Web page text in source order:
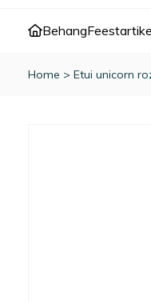
Behang
Home > Etui unicorn